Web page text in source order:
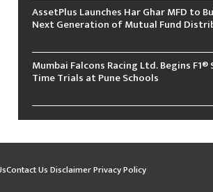
AssetPlus Launches Har Ghar MFD to
Next Generation of Mutual Fund
Mumbai Falcons Racing Ltd. Begins F1®
Time Trials at Pune Schools
Contact UsDisclaimerPrivacy Policy